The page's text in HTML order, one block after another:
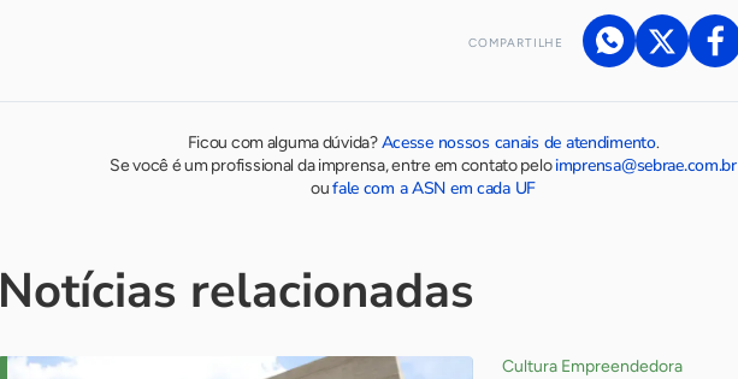
COMPARTILHE
Ficou com alguma dúvida?Acesse nossos canais de atendimento.
Se você é um profissional da imprensa, entre em contato peloimprensa@sebrae.com.br
oufale com a ASN em cada UF
Notícias relacionadas
Cultura Empreendedora